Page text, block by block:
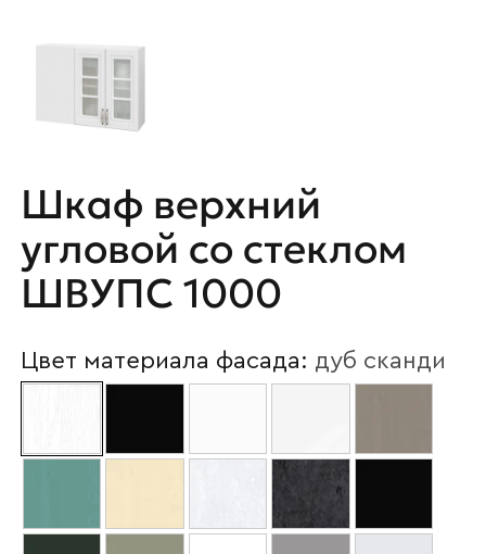
Шкаф верхний
угловой со стеклом
ШВУПС 1000
Цвет материала фасада: дуб сканди